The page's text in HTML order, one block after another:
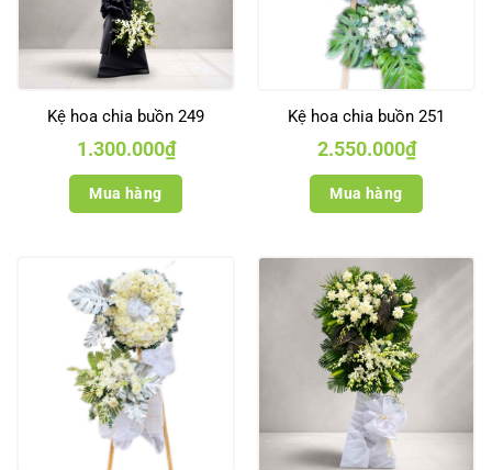
Kệ hoa chia buồn 249
1.300.000₫
Mua hàng
Kệ hoa chia buồn 251
2.550.000₫
Mua hàng